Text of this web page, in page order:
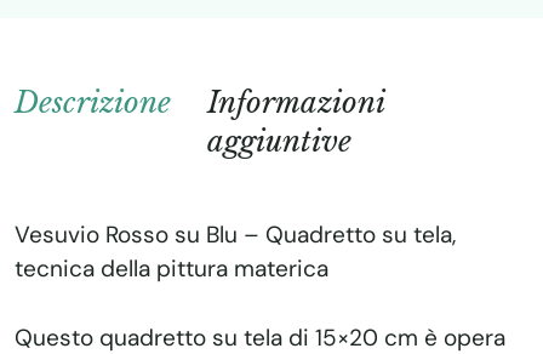
Descrizione
Informazioni
aggiuntive
Vesuvio Rosso su Blu – Quadretto su tela,
tecnica della pittura materica
Questo quadretto su tela di 15×20 cm è opera